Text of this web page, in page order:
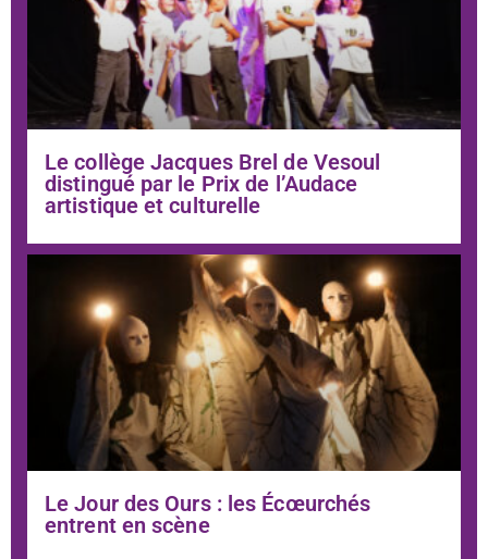
Le collège Jacques Brel de Vesoul
distingué par le Prix de l’Audace
artistique et culturelle
Le Jour des Ours : les Écœurchés
entrent en scène